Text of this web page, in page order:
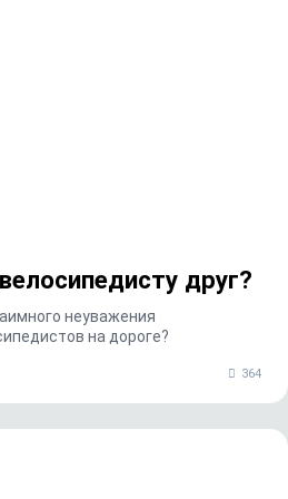
друг?
неуважения
на дороге?
364